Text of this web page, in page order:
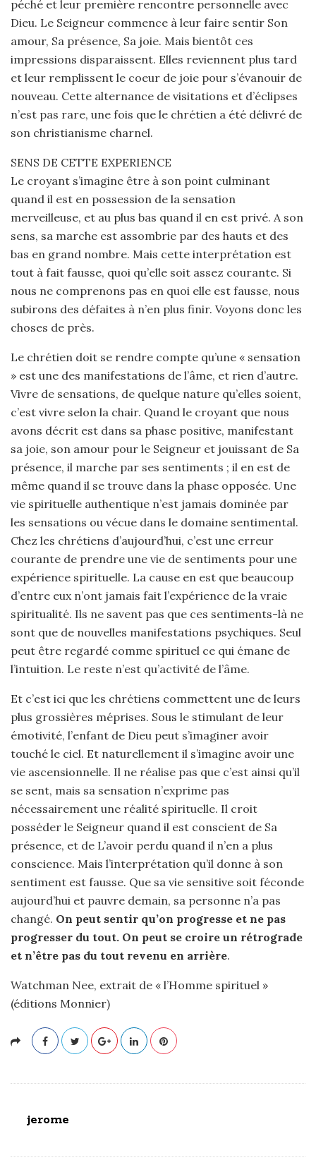
péché et leur première rencontre personnelle avec
Dieu. Le Seigneur commence à leur faire sentir Son
amour, Sa présence, Sa joie. Mais bientôt ces
impressions disparaissent. Elles reviennent plus tard
et leur remplissent le coeur de joie pour s’évanouir de
nouveau. Cette alternance de visitations et d’éclipses
n’est pas rare, une fois que le chrétien a été délivré de
son christianisme charnel.
SENS DE CETTE EXPERIENCE
Le croyant s’imagine être à son point culminant
quand il est en possession de la sensation
merveilleuse, et au plus bas quand il en est privé. A son
sens, sa marche est assombrie par des hauts et des
bas en grand nombre. Mais cette interprétation est
tout à fait fausse, quoi qu’elle soit assez courante. Si
nous ne comprenons pas en quoi elle est fausse, nous
subirons des défaites à n’en plus finir. Voyons donc les
choses de près.
Le chrétien doit se rendre compte qu’une « sensation
» est une des manifestations de l’âme, et rien d’autre.
Vivre de sensations, de quelque nature qu’elles soient,
c’est vivre selon la chair. Quand le croyant que nous
avons décrit est dans sa phase positive, manifestant
sa joie, son amour pour le Seigneur et jouissant de Sa
présence, il marche par ses sentiments ; il en est de
même quand il se trouve dans la phase opposée. Une
vie spirituelle authentique n’est jamais dominée par
les sensations ou vécue dans le domaine sentimental.
Chez les chrétiens d’aujourd’hui, c’est une erreur
courante de prendre une vie de sentiments pour une
expérience spirituelle. La cause en est que beaucoup
d’entre eux n’ont jamais fait l’expérience de la vraie
spiritualité. Ils ne savent pas que ces sentiments-là ne
sont que de nouvelles manifestations psychiques. Seul
peut être regardé comme spirituel ce qui émane de
l’intuition. Le reste n’est qu’activité de l’âme.
Et c’est ici que les chrétiens commettent une de leurs
plus grossières méprises. Sous le stimulant de leur
émotivité, l’enfant de Dieu peut s’imaginer avoir
touché le ciel. Et naturellement il s’imagine avoir une
vie ascensionnelle. Il ne réalise pas que c’est ainsi qu’il
se sent, mais sa sensation n’exprime pas
nécessairement une réalité spirituelle. Il croit
posséder le Seigneur quand il est conscient de Sa
présence, et de L’avoir perdu quand il n’en a plus
conscience. Mais l’interprétation qu’il donne à son
sentiment est fausse. Que sa vie sensitive soit féconde
aujourd’hui et pauvre demain, sa personne n’a pas
changé. On peut sentir qu’on progresse et ne pas
progresser du tout. On peut se croire un rétrograde
et n’être pas du tout revenu en arrière.
Watchman Nee, extrait de « l’Homme spirituel »
(éditions Monnier)
jerome